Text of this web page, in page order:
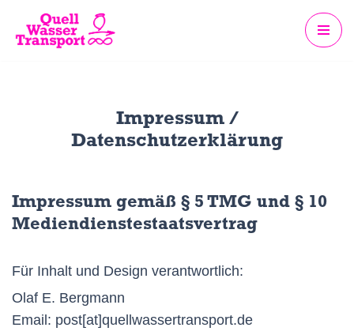
Zum
Impressum /
Datenschutzerklärung
Impressum gemäß § 5 TMG und § 10
Mediendienstestaatsvertrag
Für Inhalt und Design verantwortlich:
Olaf E. Bergmann
Email: post[at]quellwassertransport.de